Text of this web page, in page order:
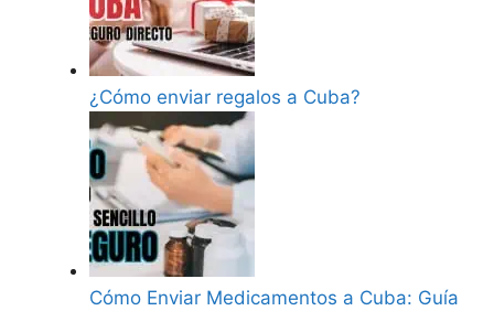
¿Cómo enviar regalos a Cuba?
Cómo Enviar Medicamentos a Cuba: Guía